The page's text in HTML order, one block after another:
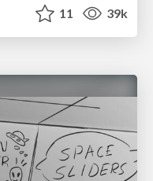
11 39k